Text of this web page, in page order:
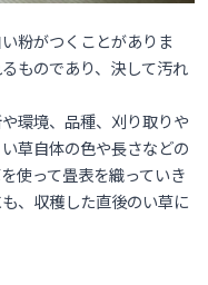
粉がつくことがありま
ものであり、決して汚れ
環境、品種、刈り取りや
草自体の色や長さなどの
使って畳表を織っていき
、収穫した直後のい草に